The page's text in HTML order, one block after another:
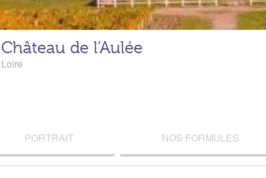
Château de l’Aulée
Loire
PORTRAIT NOS FORMULES